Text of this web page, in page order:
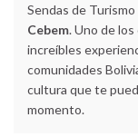
Sendas de
Cebem. Uno de
increíbles
comunidades
cultura que te
momento.